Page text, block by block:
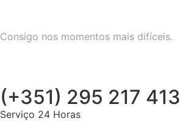
Consigo nos momentos mais difíceis.
(+351) 295 217 413
Serviço 24 Horas